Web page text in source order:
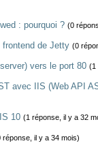
: pourquoi ? (0
frontend de Jetty (0
vers le port 80 (1
avec IIS (Web API
10 (1 réponse, il y a 32
réponse, il y a 34 mois)